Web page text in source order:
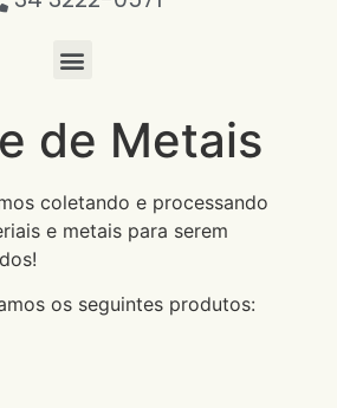
de Metais
coletando e processando
e metais para serem
os seguintes produtos: